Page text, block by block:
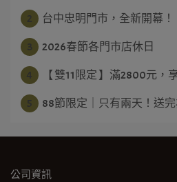
台中忠明門市，全新開幕！
2026春節各門市店休日
【 雙11限定 】滿2800元，
88節限定｜只有兩天！送
公司資訊